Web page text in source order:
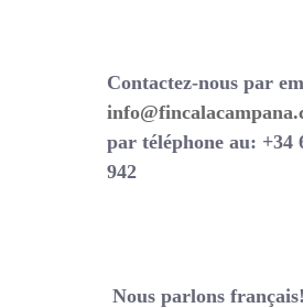
Contactez-nous par
par téléphone au: +34
942
Nous parlons français!